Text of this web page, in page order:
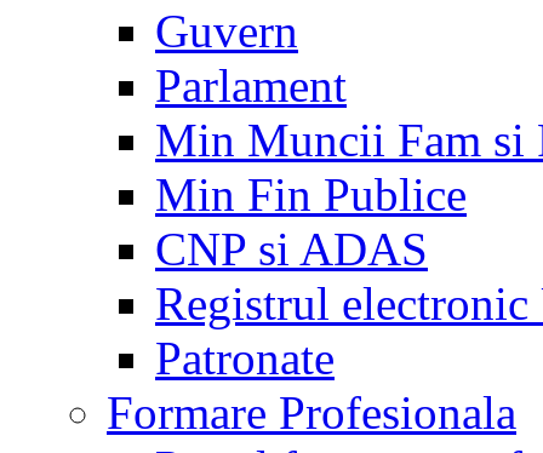
Guvern
Parlament
Min Muncii Fam si
Min Fin Publice
CNP si ADAS
Registrul electronic
Patronate
Formare Profesionala